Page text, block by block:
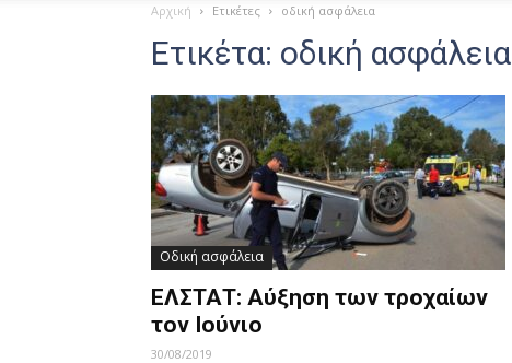
Αρχική Ετικέτες οδική ασφάλεια
Ετικέτα: οδική ασφάλεια
Οδική ασφάλεια
ΕΛΣΤΑΤ: Αύξηση των τροχαίων
τον Ιούνιο
30/08/2019